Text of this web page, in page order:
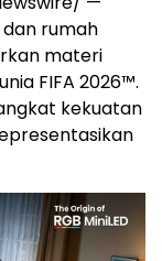
rumah
materi
FIFA 2026™.
kekuatan